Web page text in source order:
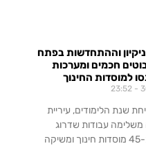
וההתחדשות בפתח
חכמים ומערכות
למוסדות החינוך
שנת הלימודים, עיריית
עבודות שדרוג
נרחבות בכ-45 מוסדות חינוך ומשיקה